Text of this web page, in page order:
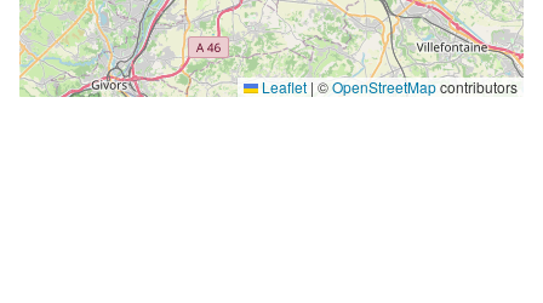
Leaflet | ©OpenStreetMapcontributors